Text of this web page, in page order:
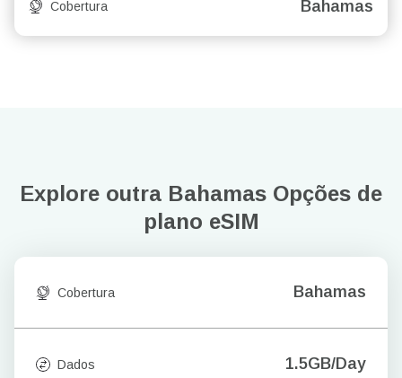
Cobertura Bahamas
Explore outra Bahamas Opções de
plano eSIM
Cobertura Bahamas
Dados 1.5GB/Day